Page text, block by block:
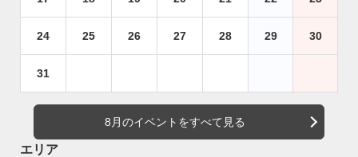
24 25 26 27 28 29 30
31
8月のイベントをすべて見る
エリア